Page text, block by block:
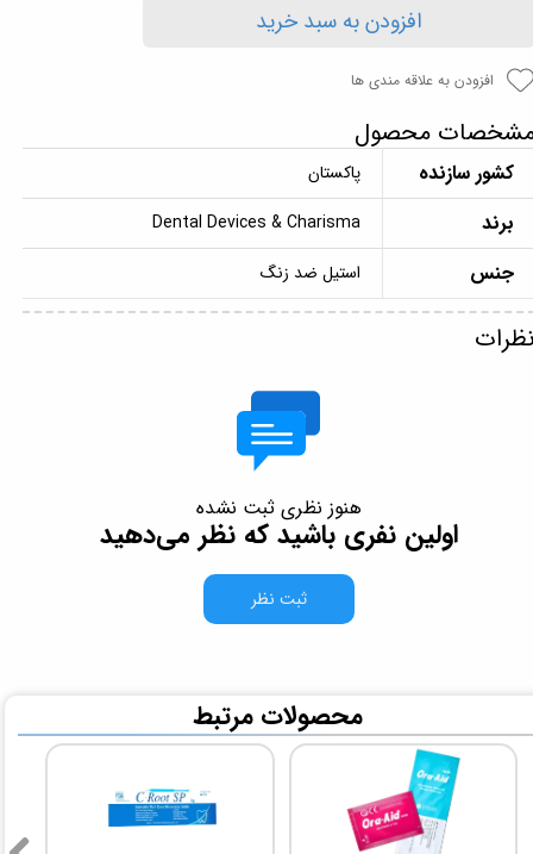
افزودن به سبد خرید
افزودن به علاقه مندی ها
محصول
کشور سازنده پاکستان
برند Dental Devices & Charisma
جنس استیل ضد زنگ
هنوز نظری ثبت نشده
اولین نفری باشید که نظر می‌دهید
ثبت نظر
​محصولات مرتبط